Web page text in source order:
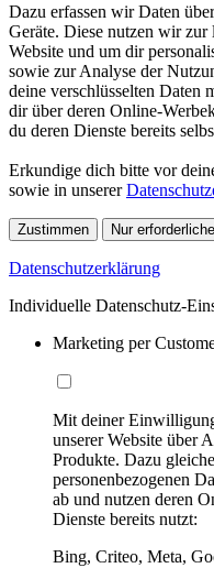
Dazu erfassen wir Daten
Geräte. Diese nutzen wir
Website und um dir
sowie zur Analyse der
deine verschlüsselten Daten
dir über deren Online-
du deren Dienste bereits
Erkundige dich bitte vor
sowie in unserer
Zustimmen Nur erforderliche
Datenschutzerklärung
Individuelle Datenschutz-
Marketing per
Mit deiner
unserer Website über
Produkte. Dazu
personenbezogenen
ab und nutzen deren
Dienste bereits nutzt:
Bing, Criteo, Meta,